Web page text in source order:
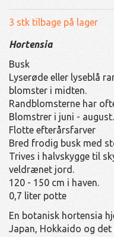
3 stk tilbage på lager
Hortensia
Busk
Lyserøde eller lyseblå
blomster i midten.
Randblomsterne har
Blomstrer i juni - august.
Flotte efterårsfarver
Bred frodig busk med
Trives i halvskygge til
veldrænet jord.
120 - 150 cm i haven.
0,7 liter potte
En botanisk hortensia
Japan, Hokkaido og